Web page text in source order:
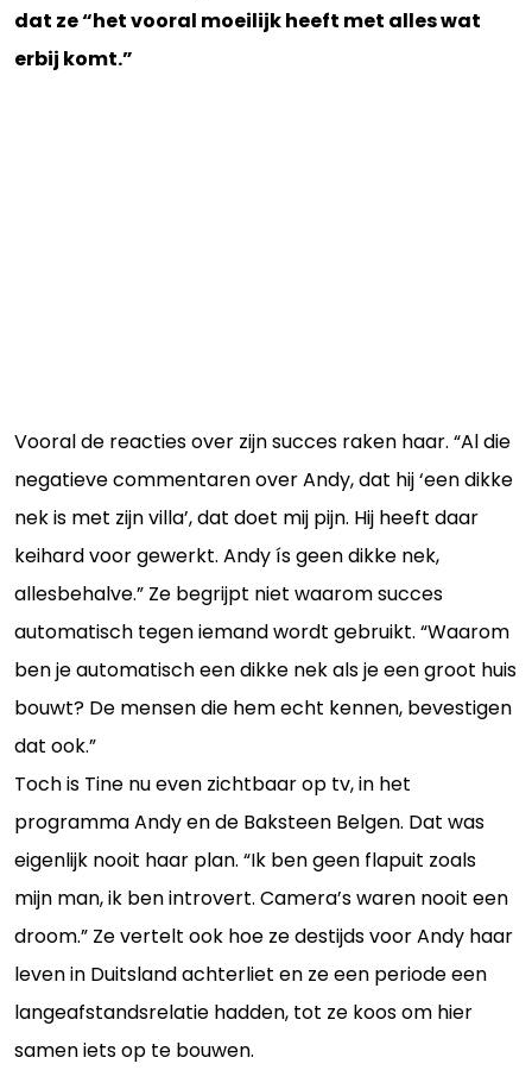
dat ze “het vooral moeilijk heeft met alles wat
erbij komt.”
Vooral de reacties over zijn succes raken haar. “Al die
negatieve commentaren over Andy, dat hij ‘een dikke
nek is met zijn villa’, dat doet mij pijn. Hij heeft daar
keihard voor gewerkt. Andy ís geen dikke nek,
allesbehalve.” Ze begrijpt niet waarom succes
automatisch tegen iemand wordt gebruikt. “Waarom
ben je automatisch een dikke nek als je een groot huis
bouwt? De mensen die hem echt kennen, bevestigen
dat ook.”
Toch is Tine nu even zichtbaar op tv, in het
programma Andy en de Baksteen Belgen. Dat was
eigenlijk nooit haar plan. “Ik ben geen flapuit zoals
mijn man, ik ben introvert. Camera’s waren nooit een
droom.” Ze vertelt ook hoe ze destijds voor Andy haar
leven in Duitsland achterliet en ze een periode een
langeafstandsrelatie hadden, tot ze koos om hier
samen iets op te bouwen.